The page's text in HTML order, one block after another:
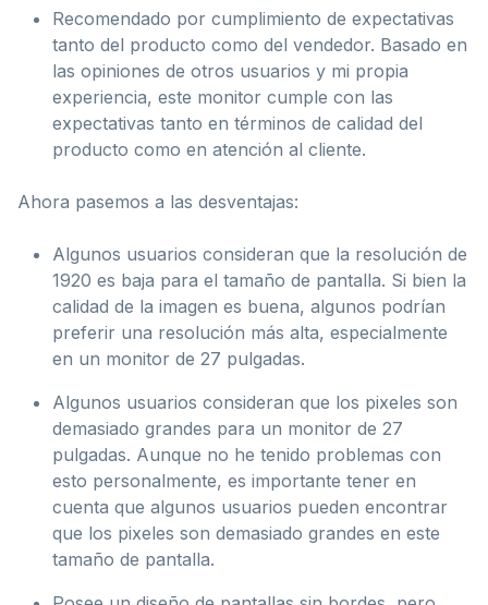
Recomendado por cumplimiento de expectativas
tanto del producto como del vendedor. Basado en
las opiniones de otros usuarios y mi propia
experiencia, este monitor cumple con las
expectativas tanto en términos de calidad del
producto como en atención al cliente.
Ahora pasemos a las desventajas:
Algunos usuarios consideran que la resolución de
1920 es baja para el tamaño de pantalla. Si bien la
calidad de la imagen es buena, algunos podrían
preferir una resolución más alta, especialmente
en un monitor de 27 pulgadas.
Algunos usuarios consideran que los pixeles son
demasiado grandes para un monitor de 27
pulgadas. Aunque no he tenido problemas con
esto personalmente, es importante tener en
cuenta que algunos usuarios pueden encontrar
que los pixeles son demasiado grandes en este
tamaño de pantalla.